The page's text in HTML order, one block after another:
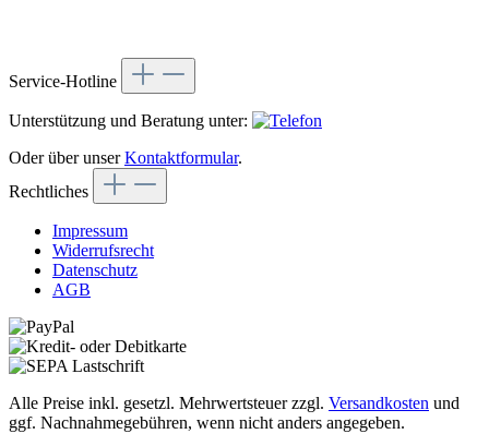
Service-Hotline
Unterstützung und Beratung unter:
Oder über unserKontaktformular.
Rechtliches
Impressum
Widerrufsrecht
Datenschutz
AGB
Alle Preise inkl. gesetzl. Mehrwertsteuer zzgl. Versandkosten und
ggf. Nachnahmegebühren, wenn nicht anders angegeben.